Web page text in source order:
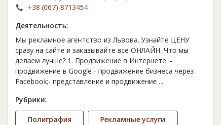
+38 (067) 8713454
Деятельность:
Мы рекламное агентство из Львова. Узнайте ЦЕНУ
сразу на сайте и заказывайте все ОНЛАЙН. Что мы
делаем лучше? 1. Продвижение в Интернете. -
продвижение в Google - продвижение бизнеса через
Facebook;- представление и продвижение ...
Рубрики:
Полиграфия Рекламные услуги